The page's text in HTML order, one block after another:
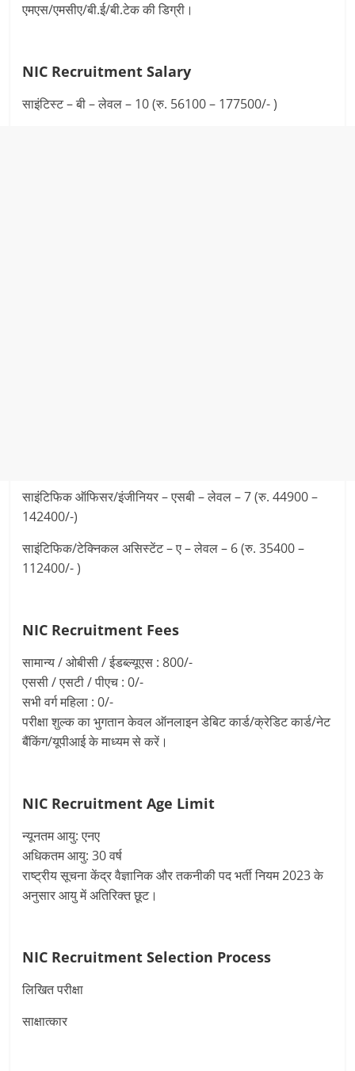
एमएस/एमसीए/बी.ई/बी.टेक की डिग्री।
NIC RecruitmentSalary
साइंटिस्ट – बी – लेवल – 10 (रु. 56100 – 177500/- )
साइंटिफिक ऑफिसर/इंजीनियर – एसबी – लेवल – 7 (रु. 44900 –
142400/-)
साइंटिफिक/टेक्निकल असिस्टेंट – ए – लेवल – 6 (रु. 35400 –
112400/- )
NIC Recruitment Fees
सामान्य / ओबीसी / ईडब्ल्यूएस : 800/-
एससी / एसटी / पीएच : 0/-
सभी वर्ग महिला : 0/-
परीक्षा शुल्क का भुगतान केवल ऑनलाइन डेबिट कार्ड/क्रेडिट कार्ड/नेट
बैंकिंग/यूपीआई के माध्यम से करें।
NIC RecruitmentAge Limit
न्यूनतम आयु: एनए
अधिकतम आयु: 30 वर्ष
राष्ट्रीय सूचना केंद्र वैज्ञानिक और तकनीकी पद भर्ती नियम 2023 के
अनुसार आयु में अतिरिक्त छूट।
NIC RecruitmentSelection Process
लिखित परीक्षा
साक्षात्कार